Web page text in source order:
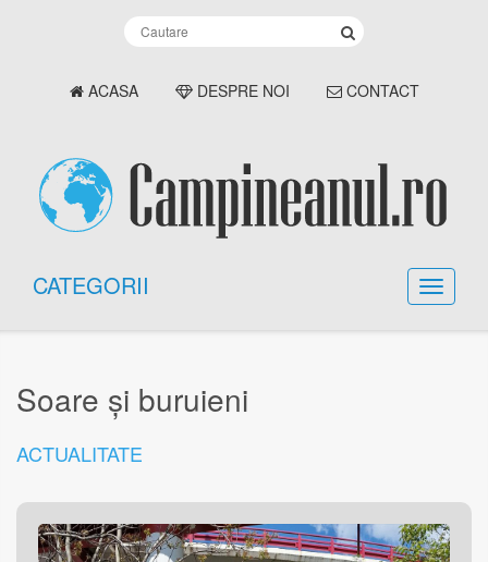
ACASA DESPRE NOI CONTACT
CATEGORII
Soare și buruieni
ACTUALITATE